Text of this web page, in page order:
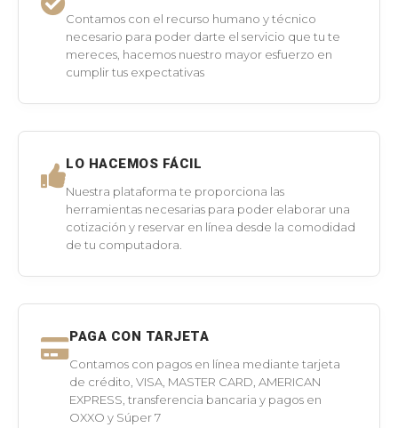
Contamos con el recurso humano y técnico
necesario para poder darte el servicio que tu te
mereces, hacemos nuestro mayor esfuerzo en
cumplir tus expectativas
LO HACEMOS FÁCIL
Nuestra plataforma te proporciona las
herramientas necesarias para poder elaborar una
cotización y reservar en línea desde la comodidad
de tu computadora.
PAGA CON TARJETA
Contamos con pagos en línea mediante tarjeta
de crédito, VISA, MASTER CARD, AMERICAN
EXPRESS, transferencia bancaria y pagos en
OXXO y Súper 7